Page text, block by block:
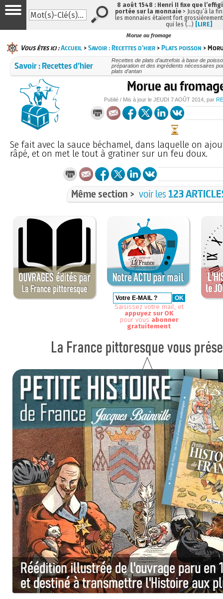
Morue au fromage
Vous êtes ici :Accueil >Savoir : Recettes d’hier >Plats poisson >
Savoir : Recettes d’hier
Recettes de plats d’autrefois à base de
préparation et des ingrédients nécessaires
plats d’antan
Morue au
Publié / Mis à jour leJEUDI 7 AOÛT 2014 , par
Se fait avec la sauce béchamel, dans laquelle on
râpé, et on met le tout à gratiner sur un feu doux.
Même section > voir les 123
Saisissez votre mail, et
appuyez sur OK
pour vous abonner
gratuitement
8 août 1548 : Henri II fixe que
portée sur la monnaie > Jusqu’à la
les monnaies étaient fort
qui les (…) [LIRE]